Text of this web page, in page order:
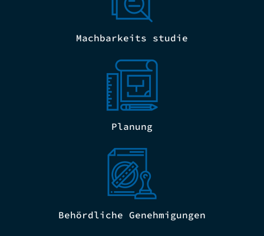
Machbarkeits studie
Planung
Behördliche Genehmigungen